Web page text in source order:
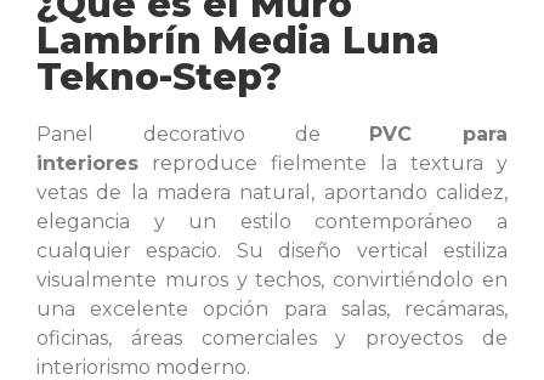
Lambrín Media Luna
Tekno-Step?
Panel decorativo de PVC para
interiores reproduce fielmente la textura y
vetas de la madera natural, aportando calidez,
elegancia y un estilo contemporáneo a
cualquier espacio. Su diseño vertical estiliza
visualmente murosy techos, convirtiéndolo en
una excelente opción para salas, recámaras,
oficinas, áreas comerciales y proyectos de
interiorismo moderno.